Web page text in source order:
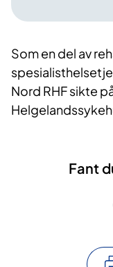
Som en del av
Nord RHF sikte
Fant